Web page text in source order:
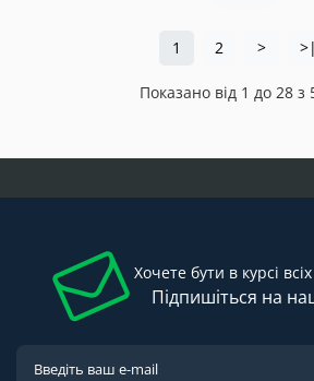
1 2 > >|
Показано від 1 до 28 з
Хочете бути в курсі
Підпишіться на